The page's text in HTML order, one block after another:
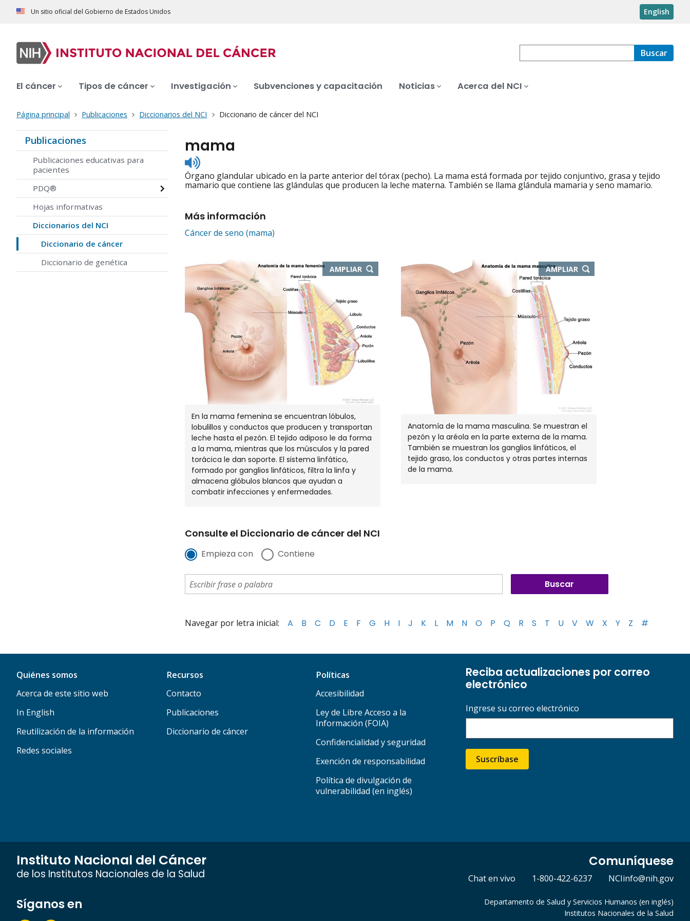
Un sitio oficial del Gobierno de Estados Unidos English
Buscar
El cáncer Tipos de cáncer Investigación Subvenciones y capacitación Noticias Acerca del NCI
Página principal Publicaciones Diccionarios del NCI Diccionario de cáncer del NCI
Publicaciones
Publicaciones educativas para
pacientes
PDQ®
Hojas informativas
Diccionarios del NCI
Diccionario de cáncer
Diccionario de genética
mama
Listen
to
pronunciation
Órgano glandular ubicado en la parte anterior del tórax (pecho). La mama está formada por tejido conjuntivo, grasa y tejido
mamario que contiene las glándulas que producen la leche materna. También se llama glándula mamaria y seno mamario.
Más información
Cáncer de seno (mama)
AMPLIAR
ABRE
En la mama femenina se encuentran lóbulos,
lobulillos y conductos que producen y transportan
leche hasta el pezón. El tejido adiposo le da forma
a la mama, mientras que los músculos y la pared
torácica le dan soporte. El sistema linfático,
formado por ganglios linfáticos, filtra la linfa y
almacena glóbulos blancos que ayudan a
combatir infecciones y enfermedades.
AMPLIAR
ABRE
Anatomía de la mama masculina. Se muestran el
pezón y la aréola en la parte externa de la mama.
También se muestran los ganglios linfáticos, el
tejido graso, los conductos y otras partes internas
de la mama.
Consulte el Diccionario de cáncer del NCI
Empieza con Contiene
Navegar por letra inicial: A B C D E F G H I J K L M N O P Q R S T U V W X Y Z #
Quiénes somos
Acerca de este sitio web
In English
Reutilización de la información
Redes sociales
Recursos
Contacto
Publicaciones
Diccionario de cáncer
Políticas
Accesibilidad
Ley de Libre Acceso a la
Información (FOIA)
Confidencialidad y seguridad
Exención de responsabilidad
Política de divulgación de
vulnerabilidad (en inglés)
Reciba actualizaciones por correo
electrónico
Ingrese su correo electrónico
Suscríbase
Instituto Nacional del Cáncer
de los Institutos Nacionales de la Salud
Comuníquese
Chat en vivo 1-800-422-6237 NCIinfo@nih.gov
Síganos en
Departamento de Salud y Servicios Humanos (en inglés)
Institutos Nacionales de la Salud